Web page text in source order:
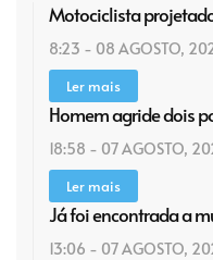
Motociclista
8:23 - 08 AGOSTO,
Ler mais
Homem agride dois
18:58 - 07 AGOSTO,
Ler mais
Já foi encontrada a
13:06 - 07 AGOSTO,